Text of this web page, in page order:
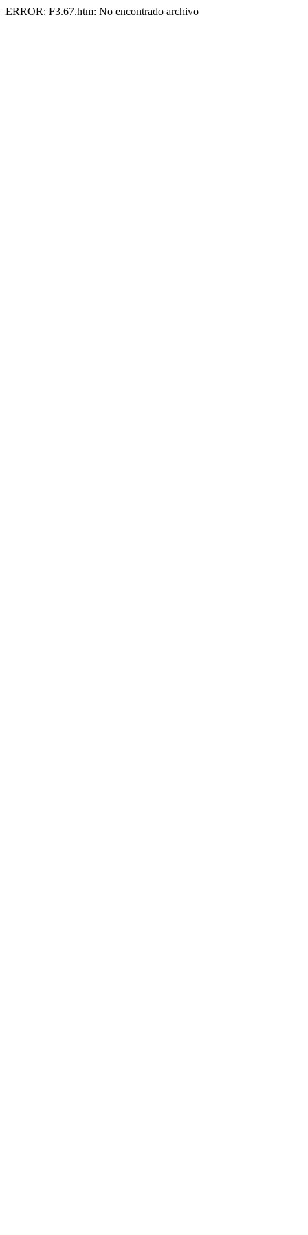
ERROR: F3.67.htm: No encontrado archivo